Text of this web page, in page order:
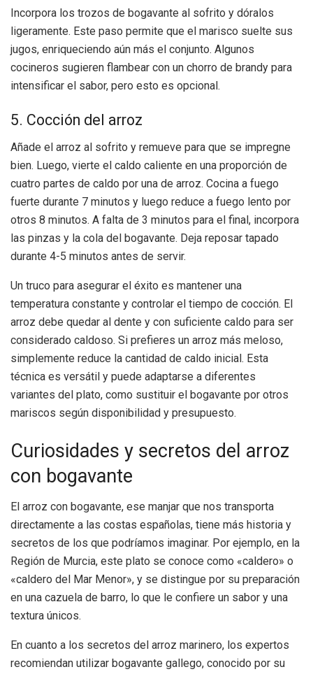
Incorpora los trozos de bogavante al sofrito y dóralos
ligeramente. Este paso permite que el marisco suelte sus
jugos, enriqueciendo aún más el conjunto. Algunos
cocineros sugieren flambear con un chorro de brandy para
intensificar el sabor, pero esto es opcional.
5. Cocción del arroz
Añade el arroz al sofrito y remueve para que se impregne
bien. Luego, vierte el caldo caliente en una proporción de
cuatro partes de caldo por una de arroz. Cocina a fuego
fuerte durante 7 minutos y luego reduce a fuego lento por
otros 8 minutos. A falta de 3 minutos para el final, incorpora
las pinzas y la cola del bogavante. Deja reposar tapado
durante 4-5 minutos antes de servir.
Un truco para asegurar el éxito es mantener una
temperatura constante y controlar el tiempo de cocción. El
arroz debe quedar al dente y con suficiente caldo para ser
considerado caldoso. Si prefieres un arroz más meloso,
simplemente reduce la cantidad de caldo inicial. Esta
técnica es versátil y puede adaptarse a diferentes
variantes del plato, como sustituir el bogavante por otros
mariscos según disponibilidad y presupuesto.
Curiosidades y secretos del arroz
con bogavante
El arroz con bogavante, ese manjar que nos transporta
directamente a las costas españolas, tiene más historia y
secretos de los que podríamos imaginar. Por ejemplo, en la
Región de Murcia, este plato se conoce como «caldero» o
«caldero del Mar Menor», y se distingue por su preparación
en una cazuela de barro, lo que le confiere un sabor y una
textura únicos.
En cuanto a los secretos del arroz marinero, los expertos
recomiendan utilizar bogavante gallego, conocido por su